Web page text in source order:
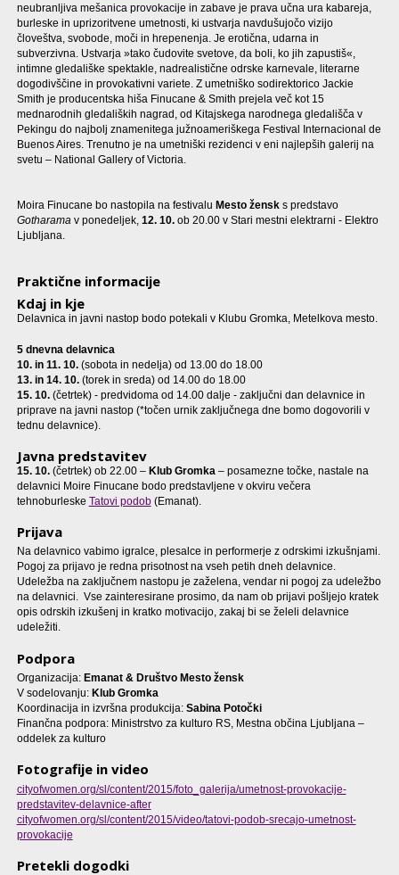
neubranljiva mešanica provokacije in zabave je prava učna ura kabareja,
burleske in uprizoritvene umetnosti, ki ustvarja navdušujočo vizijo
človeštva, svobode, moči in hrepenenja. Je erotična, udarna in
subverzivna. Ustvarja »tako čudovite svetove, da boli, ko jih zapustiš«,
intimne gledališke spektakle, nadrealistične odrske karnevale, literarne
dogodivščine in provokativni variete. Z umetniško sodirektorico Jackie
Smith je producentska hiša Finucane & Smith prejela več kot 15
mednarodnih gledaliških nagrad, od Kitajskega narodnega gledališča v
Pekingu do najbolj znamenitega južnoameriškega Festival Internacional de
Buenos Aires. Trenutno je na umetniški rezidenci v eni najlepših galerij na
svetu – National Gallery of Victoria.
Moira Finucane bo nastopila na festivalu Mesto žensks predstavo
Gotharama v ponedeljek, 12. 10.ob 20.00 v Stari mestni elektrarni - Elektro
Ljubljana.
Praktične informacije
Kdaj in kje
Delavnica in javni nastop bodo potekali v Klubu Gromka, Metelkova mesto.
5 dnevna delavnica
10. in 11. 10.(sobota in nedelja) od 13.00 do 18.00
13. in 14. 10.(torek in sreda) od 14.00 do 18.00
15. 10.(četrtek) - predvidoma od 14.00 dalje - zaključni dan delavnice in
priprave na javni nastop (*točen urnik zaključnega dne bomo dogovorili v
tednu delavnice).
Javna predstavitev
15. 10.(četrtek) ob 22.00 – Klub Gromka – posamezne točke, nastale na
delavnici Moire Finucane bodo predstavljene v okviru večera
tehnoburleske Tatovi podob(Emanat).
Prijava
Na delavnico vabimo igralce, plesalce in performerje z odrskimi izkušnjami.
Pogoj za prijavo je redna prisotnost na vseh petih dneh delavnice.
Udeležba na zaključnem nastopu je zaželena, vendar ni pogoj za udeležbo
na delavnici. Vse zainteresirane prosimo, da nam ob prijavi pošljejo kratek
opis odrskih izkušenj in kratko motivacijo, zakaj bi se želeli delavnice
udeležiti.
Podpora
Organizacija: Emanat & Društvo Mesto žensk
V sodelovanju: Klub Gromka
Koordinacija in izvršna produkcija: Sabina Potočki
Finančna podpora: Ministrstvo za kulturo RS, Mestna občina Ljubljana –
oddelek za kulturo
Fotografije in video
cityofwomen.org/sl/content/2015/foto_galerija/umetnost-provokacije-
predstavitev-delavnice-after
cityofwomen.org/sl/content/2015/video/tatovi-podob-srecajo-umetnost-
provokacije
Pretekli dogodki